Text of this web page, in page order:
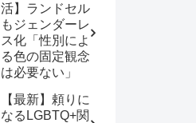
活】ランドセル
もジェンダーレ
ス化「性別によ
る色の固定観念
は必要ない」
【最新】頼りに
なるLGBTQ+関